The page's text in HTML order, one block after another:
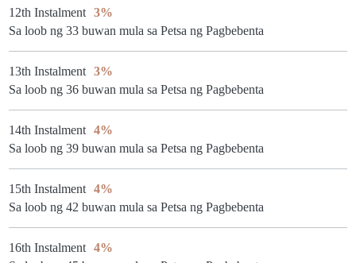
12th Instalment
3%
Sa loob ng 33 buwan mula sa Petsa ng Pagbebenta
13th Instalment
3%
Sa loob ng 36 buwan mula sa Petsa ng Pagbebenta
14th Instalment
4%
Sa loob ng 39 buwan mula sa Petsa ng Pagbebenta
15th Instalment
4%
Sa loob ng 42 buwan mula sa Petsa ng Pagbebenta
16th Instalment
4%